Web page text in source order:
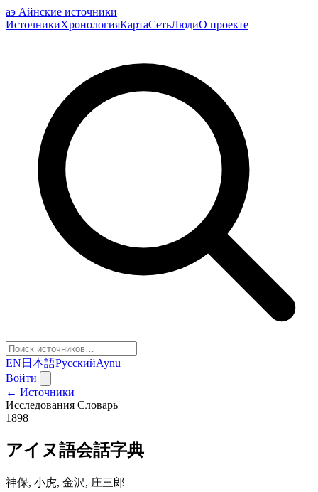
аэ Айнские источники
ИсточникиХронологияКартаСетьЛюдиО проекте
EN 日本語РусскийAynu
Войти
← Источники
Исследования Словарь
1898
アイヌ語会話字典
神保, 小虎, 金沢, 庄三郎